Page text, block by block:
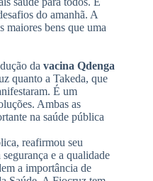
do amanhã. A
maiores bens que uma
da vacina Qdenga
quanto a Takeda, que
É um
Ambas as
na saúde pública
reafirmou seu
e a qualidade
a importância de